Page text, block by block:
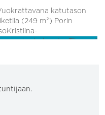
katutason
(249 m²) Porin
Tila sopii